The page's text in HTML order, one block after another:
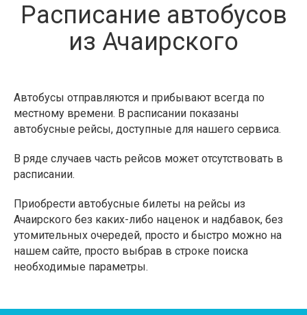
Расписание автобусов
из Ачаирского
Автобусы отправляются и прибывают всегда по
местному времени. В расписании показаны
автобусные рейсы, доступные для нашего сервиса.
В ряде случаев часть рейсов может отсутствовать в
расписании.
Приобрести автобусные билеты на рейсы из
Ачаирского без каких-либо наценок и надбавок, без
утомительных очередей, просто и быстро можно на
нашем сайте, просто выбрав в строке поиска
необходимые параметры.